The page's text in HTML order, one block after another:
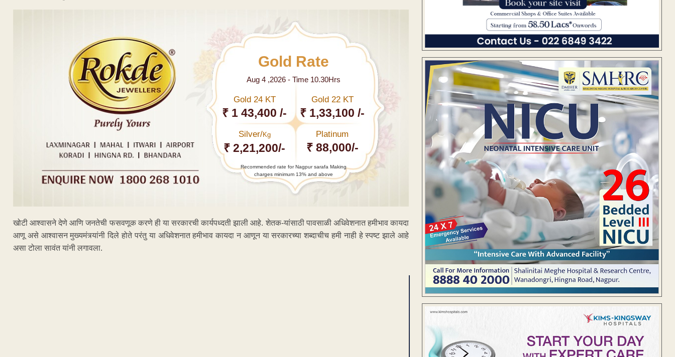
Gold Rate
Aug 4 ,2026 - Time 10.30Hrs
Gold 24 KT
₹ 1 43,400 /-
Gold 22 KT
₹ 1,33,100 /-
Silver/Kg
₹ 2,21,200/-
Platinum
₹ 88,000/-
Recommended rate for Nagpur sarafa Making
charges minimum 13% and above
खोटी आश्वासने देणे आणि जनतेची फसवणूक करणे ही या सरकारची कार्यपध्दती झाली आहे. शेतक-यांसाठी पावसाळी अधिवेशनात हमीभाव कायदा
आणू असे आश्वासन मुख्यमंत्र्यांनी दिले होते परंतु या अधिवेशनात हमीभाव कायदा न आणून या सरकारच्या शब्दाचीच हमी नाही हे स्पष्ट झाले आहे
असा टोला सावंत यांनी लगावला.